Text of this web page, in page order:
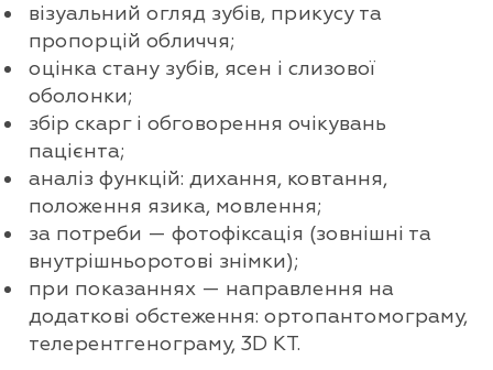
візуальний огляд зубів, прикусу та
пропорцій обличчя;
оцінка стану зубів, ясен і слизової
оболонки;
збір скарг і обговорення очікувань
пацієнта;
аналіз функцій: дихання, ковтання,
положення язика, мовлення;
за потреби — фотофіксація (зовнішні та
внутрішньоротові знімки);
при показаннях — направлення на
додаткові обстеження: ортопантомограму,
телерентгенограму, 3D КТ.